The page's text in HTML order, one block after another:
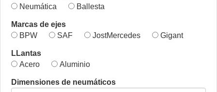
Neumática
Ballesta
Marcas de ejes
BPW
SAF JostMercedes Gigant
LLantas
Acero
Aluminio
Dimensiones de neumáticos